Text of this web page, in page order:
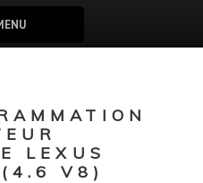
LEXUS
V8)